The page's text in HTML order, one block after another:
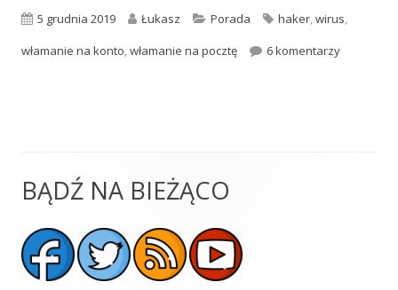
Opublikowano
5 grudnia 2019 Autor
Łukasz Kategorie
Porada Tagi
haker,wirus,
włamanie na konto,włamanie na pocztę 6 komentarzydo
Główny
panel
boczny
BĄDŹ NA BIEŻĄCO